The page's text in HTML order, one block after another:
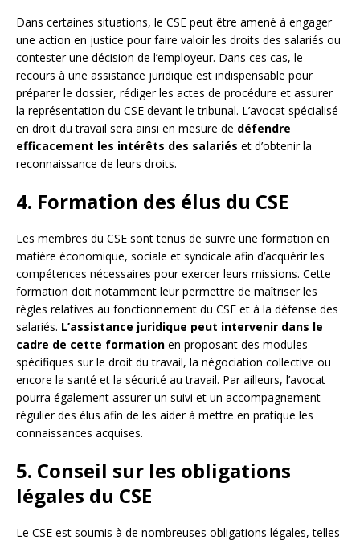
Dans certaines situations, le CSE peut être amené à engager
une action en justice pour faire valoir les droits des salariés ou
contester une décision de l’employeur. Dans ces cas, le
recours à une assistance juridique est indispensable pour
préparer le dossier, rédiger les actes de procédure et assurer
la représentation du CSE devant le tribunal. L’avocat spécialisé
en droit du travail sera ainsi en mesure de défendre
efficacement les intérêts des salariés et d’obtenir la
reconnaissance de leurs droits.
4. Formation des élus du CSE
Les membres du CSE sont tenus de suivre une formation en
matière économique, sociale et syndicale afin d’acquérir les
compétences nécessaires pour exercer leurs missions. Cette
formation doit notamment leur permettre de maîtriser les
règles relatives au fonctionnement du CSE et à la défense des
salariés. L’assistance juridique peut intervenir dans le
cadre de cette formation en proposant des modules
spécifiques sur le droit du travail, la négociation collective ou
encore la santé et la sécurité au travail. Par ailleurs, l’avocat
pourra également assurer un suivi et un accompagnement
régulier des élus afin de les aider à mettre en pratique les
connaissances acquises.
5. Conseil sur les obligations
légales du CSE
Le CSE est soumis à de nombreuses obligations légales, telles